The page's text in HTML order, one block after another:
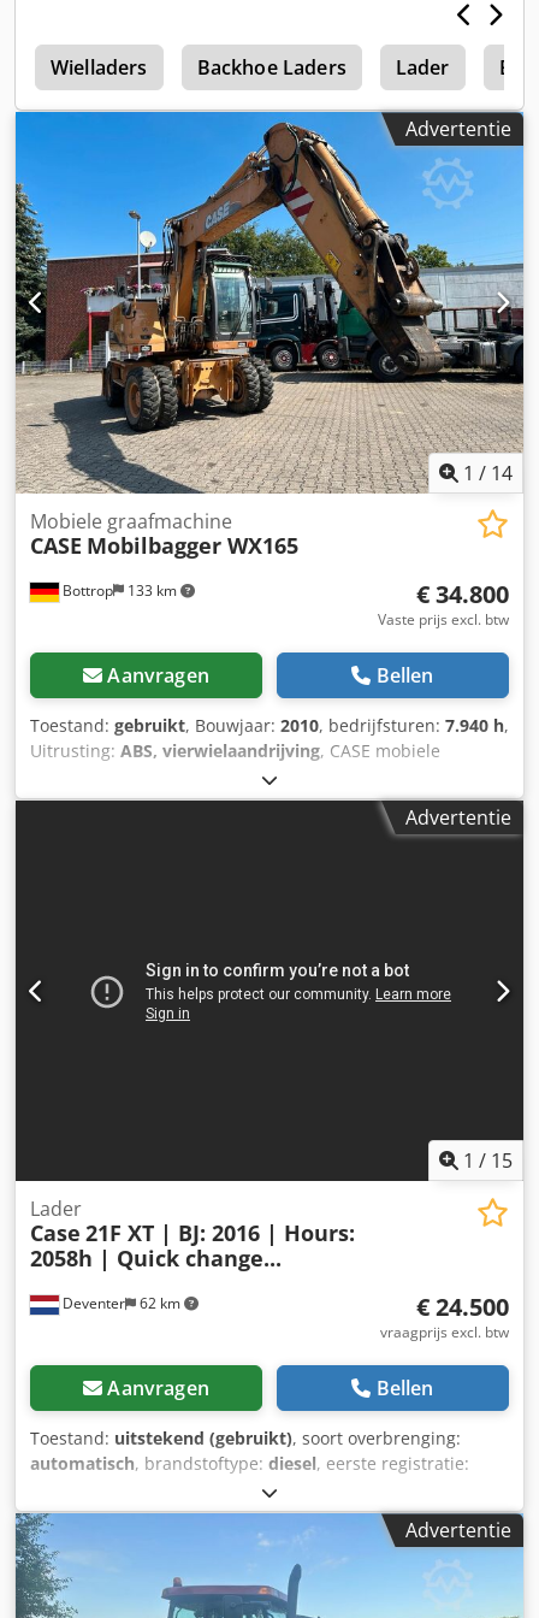
Wielladers Backhoe Laders Lader
Advertentie
1 / 14
Bottrop 133 km
Mobiele graafmachine
CASE Mobilbagger WX165
€ 34.800
Vaste prijs excl. btw
Aanvragen Bellen
Toestand: gebruikt, Bouwjaar: 2010, bedrijfsturen: 7.940 h,
Uitrusting: ABS, vierwielaandrijving, CASE mobiele
graafmachine Type: WX165 (hydraulische graafmachine)
Typegoedkeuringsnummer: N211 Motorfabrikant: Case
Motorvermogen: 105 kW Bedrijfstijden: 7940 uur
samenwerking met onze partners. Alle gegevens onder
voorbehoud. Fouten en tussenverkoop voorbehouden.
Advertentie
1 / 15
Deventer 62 km
Lader
Case 21F XT | BJ: 2016 | Hours:
2058h | Quick change...
€ 24.500
vraagprijs excl. btw
Aanvragen Bellen
Toestand: uitstekend (gebruikt), soort overbrenging:
automatisch, brandstoftype: diesel, eerste registratie:
, bedrijfsturen:
cabine, = Verdere opties en accessoires = - Afgesloten
cabine - Radio/cd-speler = Opmerkingen = CASE 21F XT
wiellader, bouwjaar 2016, met slechts 2.058 draaiuren.
Deze compacte en krachtige wiellader komt uit Duitsland
Advertentie